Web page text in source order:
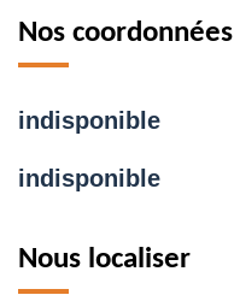
Nos coordonnées
indisponible
indisponible
Nous localiser